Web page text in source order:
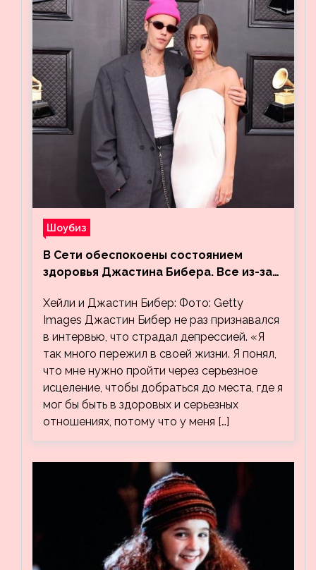
Шоубиз
В Сети обеспокоены состоянием
здоровья Джастина Бибера. Все из-за
Хейли
Хейли и Джастин Бибер: Фото: Getty
Images Джастин Бибер не раз признавался
в интервью, что страдал депрессией. «Я
так много пережил в своей жизни. Я понял,
что мне нужно пройти через серьезное
исцеление, чтобы добраться до места, где я
мог бы быть в здоровых и серьезных
отношениях, потому что у меня […]